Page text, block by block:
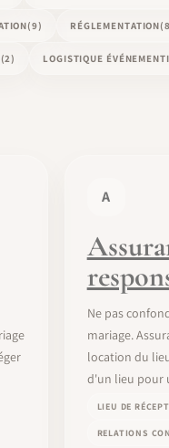
(9) RÉGLEMENTATION
(2) LOGISTIQUE
A
Ne pas
mariage.
location du
d'un lieu pour
LIEU DE
RELATIONS